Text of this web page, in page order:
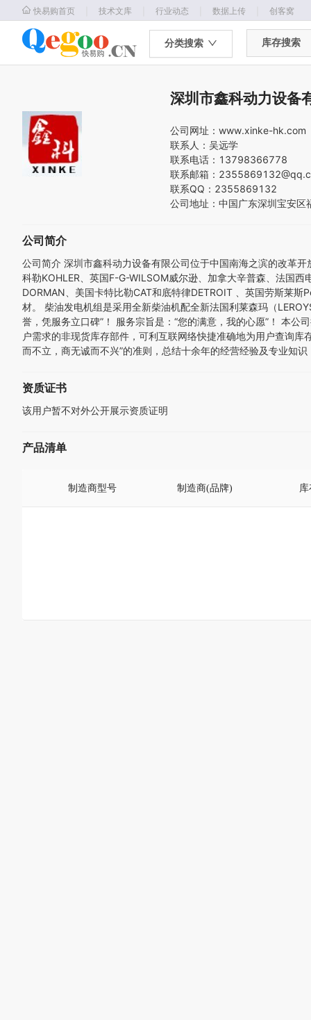
快易购首页 技术文库 行业动态 数据上传 创客窝
分类搜索 库存搜索
深圳市鑫科动力设备
公司网址： www.xinke-hk.com
联系人： 吴远学
联系电话： 13798366778
联系邮箱：
联系QQ： 2355869132
公司地址： 中国广东深圳宝安区
公司简介
公司简介 深圳市鑫科动力设备有限公司位于中国南海之滨的改革
科勒KOHLER、英国F-G-WILSOM威尔逊、加拿大辛普森、法国
DORMAN、美国卡特比勒CAT和底特律DETROIT 、英国劳斯莱
材。 柴油发电机组是采用全新柴油机配全新法国利莱森玛（
誉，凭服务立口碑”！ 服务宗旨是：“您的满意，我的心愿”！ 本
户需求的非现货库存部件，可利互联网络快捷准确地为用户查询
而不立，商无诚而不兴”的准则，总结十余年的经营经验及专业知
资质证书
该用户暂不对外公开展示资质证明
产品清单
制造商型号 制造商(品牌)